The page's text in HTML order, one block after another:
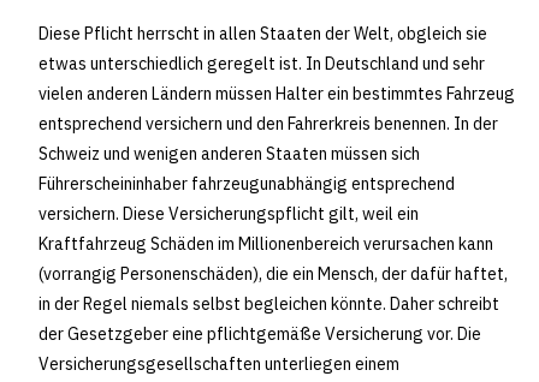
Diese Pflicht herrscht in allen Staaten der Welt, obgleich sie
etwas unterschiedlich geregelt ist. In Deutschland und sehr
vielen anderen Ländern müssen Halter ein bestimmtes Fahrzeug
entsprechend versichern und den Fahrerkreis benennen. In der
Schweiz und wenigen anderen Staaten müssen sich
Führerscheininhaber fahrzeugunabhängig entsprechend
versichern. Diese Versicherungspflicht gilt, weil ein
Kraftfahrzeug Schäden im Millionenbereich verursachen kann
(vorrangig Personenschäden), die ein Mensch, der dafür haftet,
in der Regel niemals selbst begleichen könnte. Daher schreibt
der Gesetzgeber eine pflichtgemäße Versicherung vor. Die
Versicherungsgesellschaften unterliegen einem